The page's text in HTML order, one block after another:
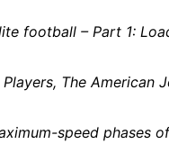
football – Part 1:
The
speed phases